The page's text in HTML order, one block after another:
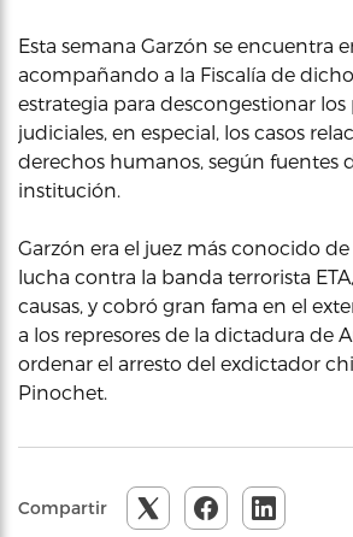
Esta semana Garzón se encuentra
acompañando a la Fiscalía de
estrategia para descongestionar los
judiciales, en especial, los casos
derechos humanos, según fuentes
institución.
Garzón era el juez más conocido de
lucha contra la banda terrorista
causas, y cobró gran fama en el
a los represores de la dictadura de
ordenar el arresto del exdictador
Pinochet.
Compartir